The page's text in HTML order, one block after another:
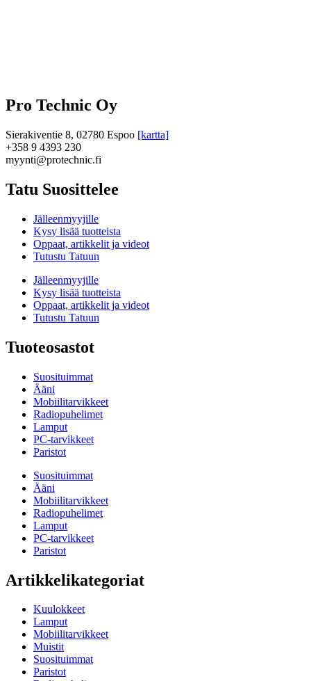
Pro Technic Oy
Sierakiventie 8, 02780 Espoo [kartta]
+358 9 4393 230
myynti@protechnic.fi
Tatu Suosittelee
Jälleenmyyjille
Kysy lisää tuotteista
Oppaat, artikkelit ja videot
Tutustu Tatuun
Jälleenmyyjille
Kysy lisää tuotteista
Oppaat, artikkelit ja videot
Tutustu Tatuun
Tuoteosastot
Suosituimmat
Ääni
Mobiilitarvikkeet
Radiopuhelimet
Lamput
PC-tarvikkeet
Paristot
Suosituimmat
Ääni
Mobiilitarvikkeet
Radiopuhelimet
Lamput
PC-tarvikkeet
Paristot
Artikkelikategoriat
Kuulokkeet
Lamput
Mobiilitarvikkeet
Muistit
Suosituimmat
Paristot